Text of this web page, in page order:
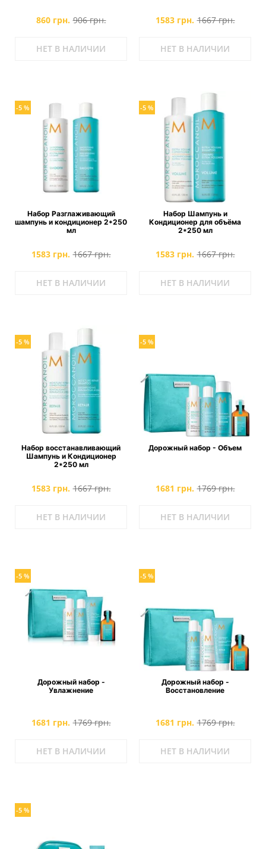
860 грн. 906 грн.
НЕТ В НАЛИЧИИ
1583 грн. 1667 грн.
НЕТ В НАЛИЧИИ
-5 %
Набор Разглаживающий
шампунь и кондиционер 2*250
мл
1583 грн. 1667 грн.
НЕТ В НАЛИЧИИ
-5 %
Набор Шампунь и
Кондиционер для объёма
2*250 мл
1583 грн. 1667 грн.
НЕТ В НАЛИЧИИ
-5 %
Набор восстанавливающий
Шампунь и Кондиционер
2*250 мл
1583 грн. 1667 грн.
НЕТ В НАЛИЧИИ
-5 %
Дорожный набор - Объем
1681 грн. 1769 грн.
НЕТ В НАЛИЧИИ
-5 %
Дорожный набор -
Увлажнение
1681 грн. 1769 грн.
НЕТ В НАЛИЧИИ
-5 %
Дорожный набор -
Восстановление
1681 грн. 1769 грн.
НЕТ В НАЛИЧИИ
-5 %